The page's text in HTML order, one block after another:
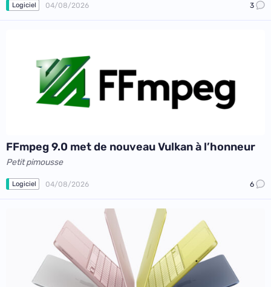
Logiciel 04/08/2026 3
FFmpeg 9.0 met de nouveau Vulkan à l’honneur
Petit pimousse
Logiciel 04/08/2026 6